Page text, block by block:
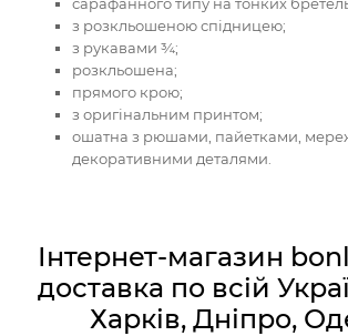
з розкльошеною спідницею;
з рукавами ¾;
розкльошена;
прямого крою;
з оригінальним принтом;
ошатна з рюшами, пайетками,
декоративними деталями.
Інтернет-магазин
доставка по всій
Харків, Дніпро,